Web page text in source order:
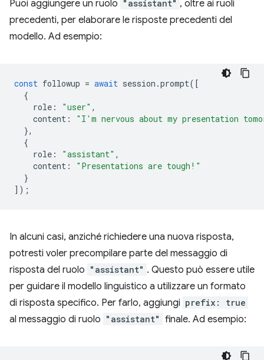
Puoi aggiungere un ruolo "assistant" , oltre ai ruoli
precedenti, per elaborare le risposte precedenti del
modello. Ad esempio:
const followup = await session .prompt([
{
role : "user" ,
content :
"I'm nervous about my presentation
},
{
role : "assistant" ,
content :
"Presentations are tough!"
}
]);
In alcuni casi, anziché richiedere una nuova risposta,
potresti voler precompilare parte del messaggio di
risposta del ruolo "assistant" . Questo può essere utile
per guidare il modello linguistico a utilizzare un formato
di risposta specifico. Per farlo, aggiungi prefix: true
al messaggio di ruolo "assistant" finale. Ad esempio: